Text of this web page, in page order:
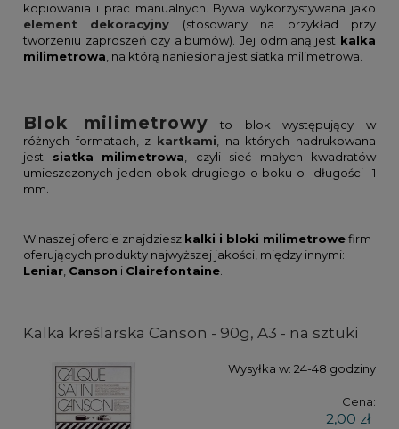
kopiowania i prac manualnych. Bywa wykorzystywana jako
element
dekoracyjny (stosowany na przykład przy
tworzeniu zaproszeń czy albumów). Jej odmianą jest kalka
milimetrowa , na którą naniesiona jest siatka milimetrowa.
Blok milimetrowy to blok występujący w
różnych formatach, z kartkami , na których nadrukowana
jest siatka milimetrowa , czyli sieć małych kwadratów
umieszczonych jeden obok drugiego o boku o długości 1
mm.
W naszej ofercie znajdziesz kalki i bloki milimetrowefirm
oferujących produkty najwyższej jakości, między innymi:
Leniar Canson i Clairefontaine
Kalka kreślarska Canson - 90g, A3 - na sztuki
Wysyłka w: 24-48 godziny
Cena:
2,00 zł